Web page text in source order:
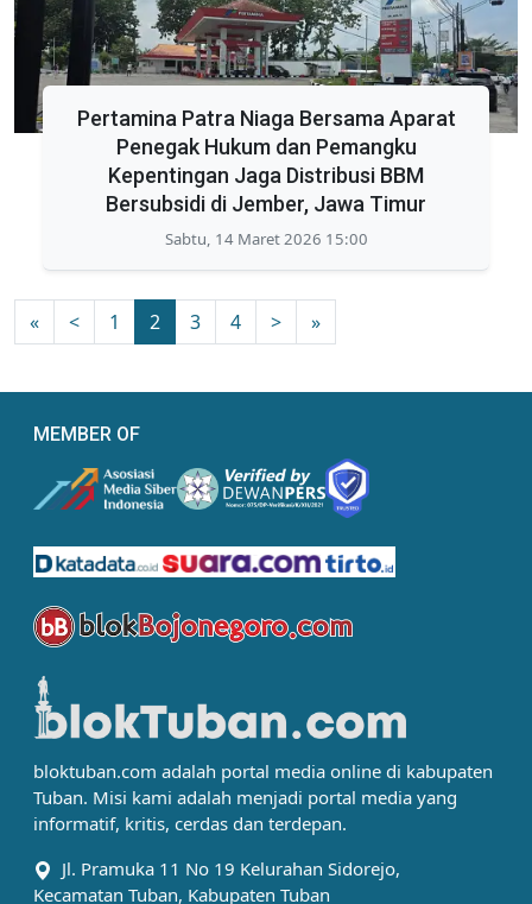
Pertamina Patra Niaga Bersama Aparat
Penegak Hukum dan Pemangku
Kepentingan Jaga Distribusi BBM
Bersubsidi di Jember, Jawa Timur
Sabtu, 14 Maret 2026 15:00
« < 1 2 3 4 > »
MEMBER OF
bloktuban.com adalah portal media online di kabupaten
Tuban. Misi kami adalah menjadi portal media yang
informatif, kritis, cerdas dan terdepan.
Jl. Pramuka 11 No 19 Kelurahan Sidorejo,
Kecamatan Tuban, Kabupaten Tuban